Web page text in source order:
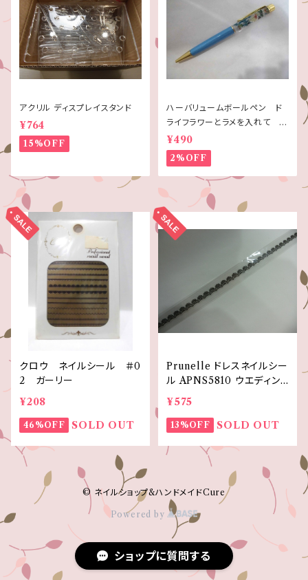
アクリル ディスプレイスタンド
¥764
15%OFF
ハーバリュームボールペン ド
ライフラワーとラメを入れて ブ
ルー
¥490
2%OFF
クロウ ネイルシール ＃0
2 ガーリー
¥208
46%OFF SOLD OUT
Prunelle ドレスネイルシー
ル APNS5810 ウエディン
グフラワーレース ブラック
¥575
13%OFF SOLD OUT
© ネイルショップ&ハンドメイドCure
Powered by
ショップに質問する